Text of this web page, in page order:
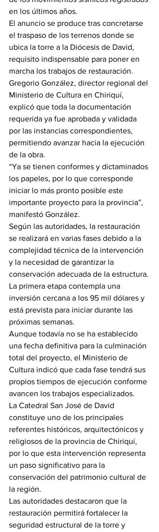
en los últimos años.
El anuncio se produce tras concretarse
el traspaso de los terrenos donde se
ubica la torre a la Diócesis de David,
requisito indispensable para poner en
marcha los trabajos de restauración.
Gregorio González, director regional del
Ministerio de Cultura en Chiriquí,
explicó que toda la documentación
requerida ya fue aprobada y validada
por las instancias correspondientes,
permitiendo avanzar hacia la ejecución
de la obra.
“Ya se tienen conformes y dictaminados
los papeles, por lo que corresponde
iniciar lo más pronto posible este
importante proyecto para la provincia”,
manifestó González.
Según las autoridades, la restauración
se realizará en varias fases debido a la
complejidad técnica de la intervención
y la necesidad de garantizar la
conservación adecuada de la estructura.
La primera etapa contempla una
inversión cercana a los 95 mil dólares y
está prevista para iniciar durante las
próximas semanas.
Aunque todavía no se ha establecido
una fecha definitiva para la culminación
total del proyecto, el Ministerio de
Cultura indicó que cada fase tendrá sus
propios tiempos de ejecución conforme
avancen los trabajos especializados.
La Catedral San José de David
constituye uno de los principales
referentes históricos, arquitectónicos y
religiosos de la provincia de Chiriquí,
por lo que esta intervención representa
un paso significativo para la
conservación del patrimonio cultural de
la región.
Las autoridades destacaron que la
restauración permitirá fortalecer la
seguridad estructural de la torre y